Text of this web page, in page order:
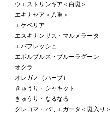
ウエストリンギア＜白斑＞
エキナセア＜八重＞
エケベリア
エスキナンサス・マルメラータ
エバフレッシュ
エボルブルス・ブルーラグーン
オクラ
オレガノ（ハーブ）
きゅうり・シャキット
きゅうり・なるなる
グレコマ・バリエガータ＜斑入り＞